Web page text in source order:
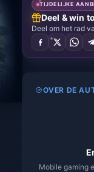
TIJDELIJKE
Deel & win
Deel om het rad
OVER DE
Mobile gaming